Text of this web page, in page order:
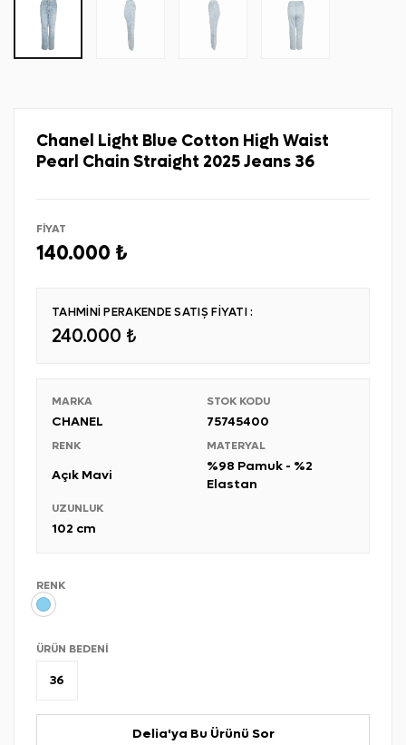
Chanel Light Blue Cotton High Waist
Pearl Chain Straight 2025 Jeans 36
FİYAT
140.000 ₺
TAHMİNİ PERAKENDE SATIŞ FİYATI :
240.000 ₺
MARKA
CHANEL
STOK KODU
75745400
RENK
Açık Mavi
MATERYAL
%98 Pamuk - %2
Elastan
UZUNLUK
102 cm
RENK
ÜRÜN BEDENI
36
Delia'ya Bu Ürünü Sor